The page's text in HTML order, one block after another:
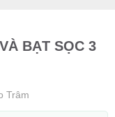
BẠT SỌC 3
Trâm